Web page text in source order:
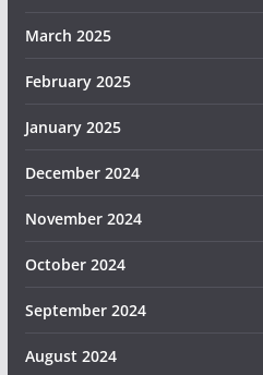
March 2025
February 2025
January 2025
December 2024
November 2024
October 2024
September 2024
August 2024